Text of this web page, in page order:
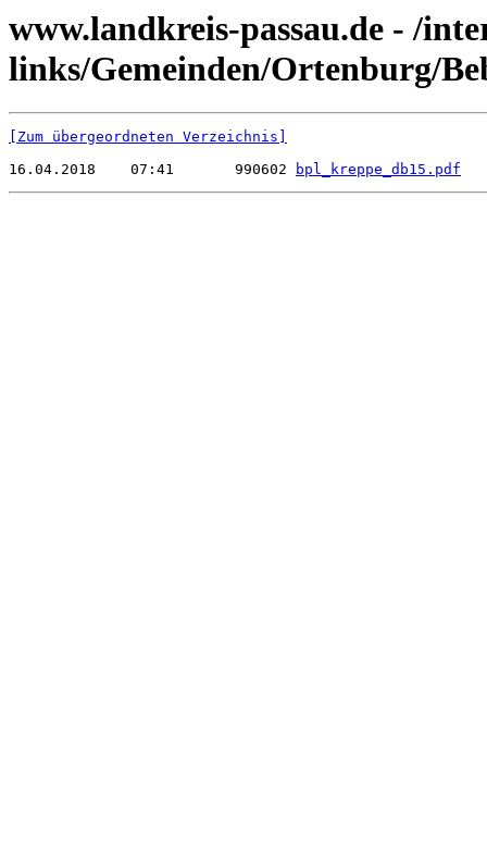
www.landkreis-passau.de - /
links/Gemeinden/Ortenburg/
[Zum übergeordneten Verzeichnis]
16.04.2018    07:41       990602
bpl_kreppe_db15.pdf